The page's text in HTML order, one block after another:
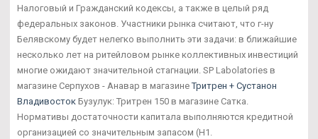
Налоговый и Гражданский кодексы, а также в целый ряд
федеральных законов. Участники рынка считают, что г-ну
Белявскому будет нелегко выполнить эти задачи: в ближайшие
несколько лет на ритейловом рынке коллективных инвестиций
многие ожидают значительной стагнации. SP Labolatories в
магазине Серпухов - Анавар в магазинеТритрен + Сустанон
Владивосток Бузулук: Тритрен 150 в магазине Сатка.
Нормативы достаточности капитала выполняются кредитной
организацией со значительным запасом (Н1.